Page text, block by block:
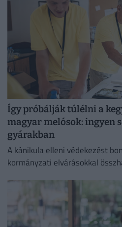
Így próbálják túlélni a
magyar melósok: ingyen
gyárakban
A kánikula elleni védekezést
kormányzati elvárásokkal